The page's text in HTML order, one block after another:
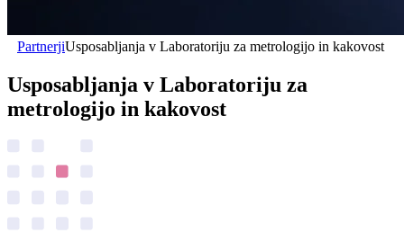
PartnerjiUsposabljanja v Laboratoriju za metrologijo in kakovost
Usposabljanja v Laboratoriju za
metrologijo in kakovost